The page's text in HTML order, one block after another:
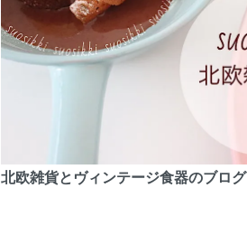
北欧雑貨とヴィンテージ食器のブログ